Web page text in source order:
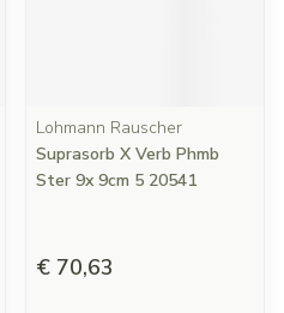
Lohmann Rauscher
Suprasorb X Verb Phmb
Ster 9x 9cm 5 20541
€ 70,63